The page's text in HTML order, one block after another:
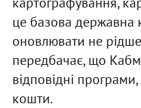
це базова державна
оновлювати не
передбачає, що
відповідні
кошти.